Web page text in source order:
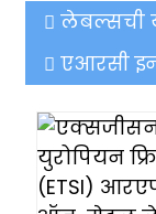
लेबल्सची
एआरसी